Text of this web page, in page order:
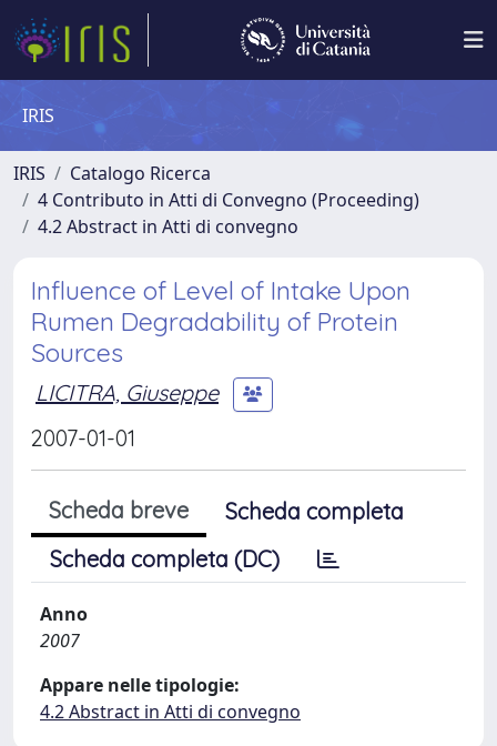
IRIS
IRIS
Catalogo Ricerca
4 Contributo in Atti di Convegno (Proceeding)
4.2 Abstract in Atti di convegno
Influence of Level of Intake Upon
Rumen Degradability of Protein
Sources
LICITRA, Giuseppe
2007-01-01
Scheda breve
Scheda completa
Scheda completa (DC)
Anno
2007
Appare nelle tipologie:
4.2 Abstract in Atti di convegno